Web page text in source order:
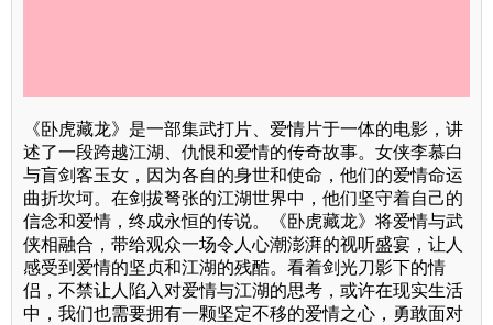
《卧虎藏龙》是一部集武打片、爱情片于一体的电影，讲
述了一段跨越江湖、仇恨和爱情的传奇故事。女侠李慕白
与盲剑客玉女，因为各自的身世和使命，他们的爱情命运
曲折坎坷。在剑拔弩张的江湖世界中，他们坚守着自己的
信念和爱情，终成永恒的传说。《卧虎藏龙》将爱情与武
侠相融合，带给观众一场令人心潮澎湃的视听盛宴，让人
感受到爱情的坚贞和江湖的残酷。看着剑光刀影下的情
侣，不禁让人陷入对爱情与江湖的思考，或许在现实生活
中，我们也需要拥有一颗坚定不移的爱情之心，勇敢面对